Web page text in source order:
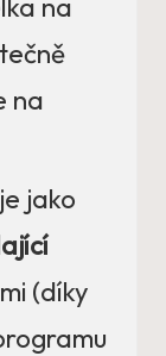
na
jako
(díky